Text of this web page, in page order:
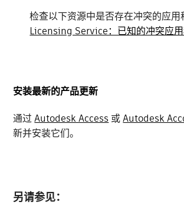
检查以下资源中是否存在冲突的应用
Licensing Service：已知的冲突应
安装最新的产品更新
通过Autodesk Access 或Autodesk
新并安装它们。
另请参见：